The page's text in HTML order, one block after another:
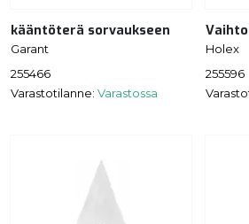
kääntöterä sorvaukseen
Garant
255466
Varastotilanne: Varastossa
Holex
255596